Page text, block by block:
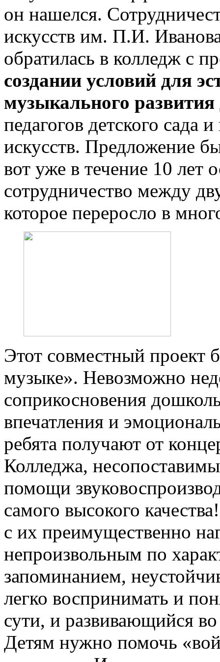
он нашелся.
искусств им. П.И.
обратилась в колледж с
создании условий для
музыкального развития
педагогов детского сада
искусств. Предложение
вот уже в течение 10 лет
сотрудничество между
которое переросло в
Этот совместный проект
музыке». Невозможно
соприкосновения
впечатления и
ребята получают от
Колледжа,
помощи
самого высокого
с их преимущественно
непроизвольным по
запоминанием,
легко воспринимать и
сути, и развивающийся
Детям нужно помочь